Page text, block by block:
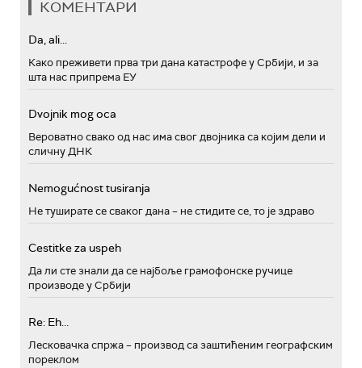
КОМЕНТАРИ
Da, ali...
Како преживети прва три дана катастрофе у Србији, и за
шта нас припрема ЕУ
Dvojnik mog oca
Вероватно свако од нас има свог двојника са којим дели и
сличну ДНК
Nemogućnost tusiranja
Не туширате се сваког дана – не стидите се, то је здраво
Cestitke za uspeh
Да ли сте знали да се најбоље грамофонске ручице
производе у Србији
Re: Eh...
Лесковачка спржа – производ са заштићеним географским
пореклом